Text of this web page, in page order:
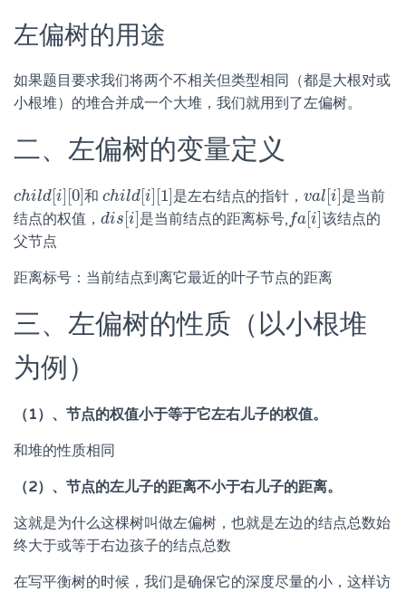
左偏树的用途
如果题目要求我们将两个不相关但类型相同（都是大根对或
小根堆）的堆合并成一个大堆，我们就用到了左偏树。
二、左偏树的变量定义
child[i] [0]
child[i ][ 0] 和child[i] [1]
child[i ][ 1] 是左右结点的指针，val [i]
val[ i] 是当前
结点的权值， dis [i]
dis[ ] 是当前结点的距离标号, fa[i]
fa[ ] 该结点的
父节点
距离标号：当前结点到离它最近的叶子节点的距离
三、左偏树的性质（以小根堆
为例）
（1）、节点的权值小于等于它左右儿子的权值。
和堆的性质相同
（2）、节点的左儿子的距离不小于右儿子的距离。
这就是为什么这棵树叫做左偏树，也就是左边的结点总数始
终大于或等于右边孩子的结点总数
在写平衡树的时候，我们是确保它的深度尽量的小，这样访